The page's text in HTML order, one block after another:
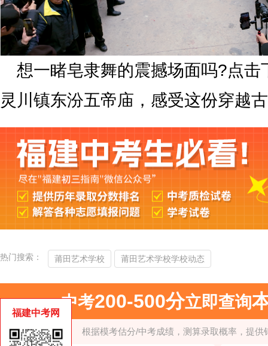
想一睹皂隶舞的震撼场面吗?点击
灵川镇东汾五帝庙，感受这份穿越
热门搜索： 莆田艺术学校 莆田艺术学校学校动态
中考200-500分立即查询
根据模考估分/中考成绩，测算录取概率，提供
福建中考网